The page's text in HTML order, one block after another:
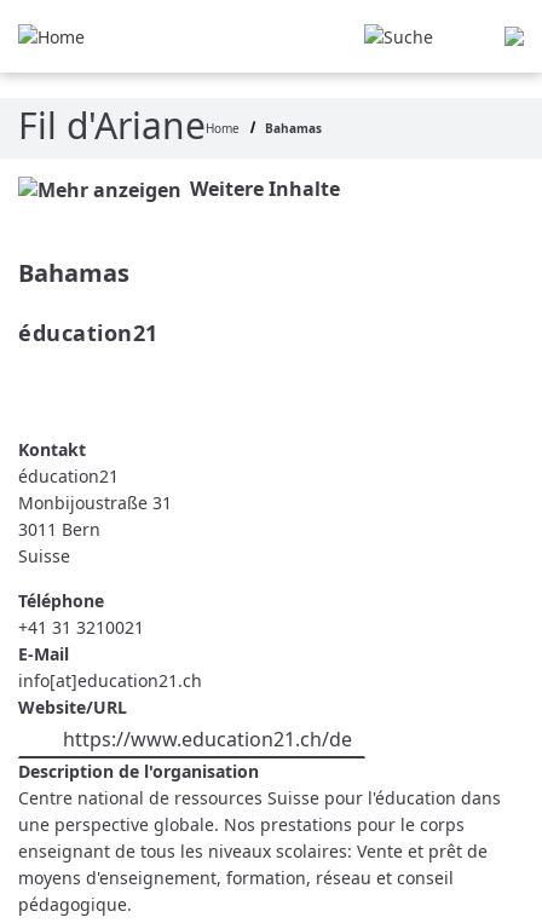
Fil d'ArianeHome Bahamas
Weitere Inhalte
Bahamas
éducation21
éducation21
Monbijoustraße 31
3011 Bern
Suisse
Téléphone
+41 31 3210021
E-Mail
info[at]education21.ch
Website/URL
https://www.education21.ch/de
Description de l'organisation
Centre national de ressources Suisse pour l'éducation dans
une perspective globale. Nos prestations pour le corps
enseignant de tous les niveaux scolaires: Vente et prêt de
moyens d'enseignement, formation, réseau et conseil
pédagogique.